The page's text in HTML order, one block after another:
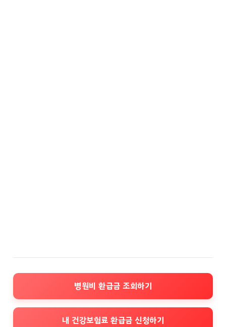
병원비 환급금 조회하기
내 건강보험료 환급금 신청하기